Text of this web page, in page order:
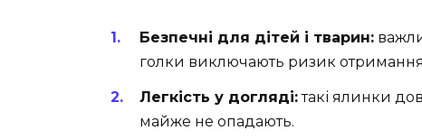
Безпечні для дітей і тварин:
голки виключають ризик
Легкість у догляді:такі ялинки
майже не опадають.